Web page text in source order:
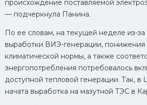
происхождение поставляемой
— подчеркнула Панина.
По ее словам, на текущей неделе из-
выработки ВИЭ-генерации,
климатической нормы, а также
энергопотребления потребовалось
доступной тепловой генерации. Так,
начата выработка на мазутной ТЭС в